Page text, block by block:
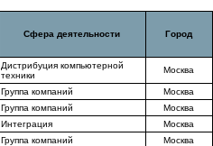
Сфера деятельности Город
Дистрибуция компьютерной
техники
Москва
Группа компаний
Москва
Группа компаний
Москва
Интеграция
Москва
Группа компаний
Москва